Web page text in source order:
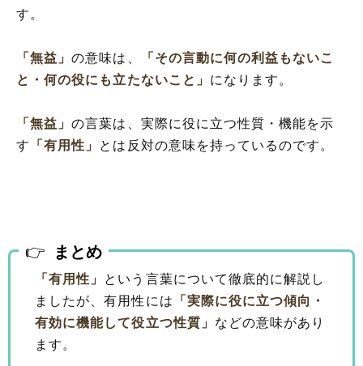
す。
「無益」の意味は、
「その言動に何の利益もないこ
と・何の役にも立たないこと」 になります。
「無益」の言葉は、実際に役に立つ性質・機能を示
す
「有用性」 とは反対の意味を持っているのです。
まとめ
「有用性」 という言葉について徹底的に解説し
ましたが、有用性には 「実際に役に立つ傾向・
有効に機能して役立つ性質」 などの意味があり
ます。